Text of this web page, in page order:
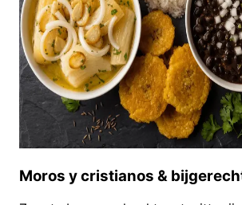
Moros y cristianos &